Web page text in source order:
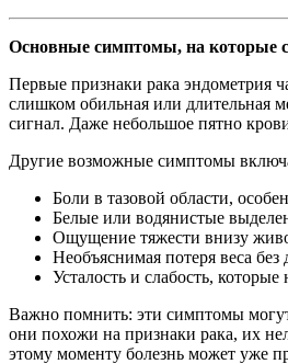
Основные симптомы, на которые
Первые признаки рака эндометрия
слишком обильная или длительная
сигнал. Даже небольшое пятно
Другие возможные симптомы
Боли в тазовой области,
Белые или водянистые
Ощущение тяжести внизу
Необъяснимая потеря веса
Усталость и слабость,
Важно помнить: эти симптомы
они похожи на признаки рака, их
этому моменту болезнь может уже